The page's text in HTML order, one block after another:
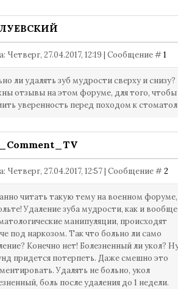
Четверг, 27.04.2017, 12:19 | Сообщение #1
ли удалять зуб мудрости сверху и снизу?
отзывы на этом форуме, для того, чтобы
уверенность перед походом к
Четверг, 27.04.2017, 12:57 | Сообщение #2
читать такую тему на военном
Удаление зуба мудрости, как и
манипуляции, происходят
под наркозом. Так что больно ли само
Конечно нет! Болезненный ли укол?
придется потерпеть. Даже смешно это
Удалять не больно, укол
боль после удаления до 1 недели.